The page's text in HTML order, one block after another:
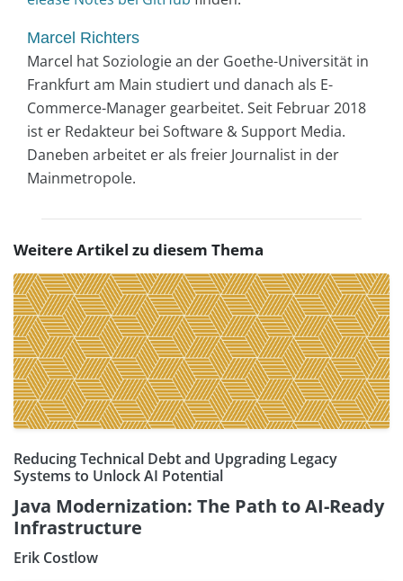
Marcel Richters
Marcel hat Soziologie an der Goethe-Universität in
Frankfurt am Main studiert und danach als E-
Commerce-Manager gearbeitet. Seit Februar 2018
ist er Redakteur bei Software & Support Media.
Daneben arbeitet er als freier Journalist in der
Mainmetropole.
Weitere Artikel zu diesem Thema
Reducing Technical Debt and Upgrading Legacy
Systems to Unlock AI Potential
Java Modernization: The Path to AI-Ready
Infrastructure
Erik Costlow